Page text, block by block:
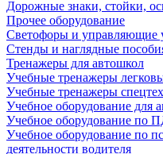
Дорожные знаки, стойки,
Прочее оборудование
Светофоры и управляющие
Стенды и наглядные
Тренажеры для автошкол
Учебные тренажеры
Учебные тренажеры
Учебное оборудование для
Учебное оборудование по
Учебное оборудование по
деятельности водителя